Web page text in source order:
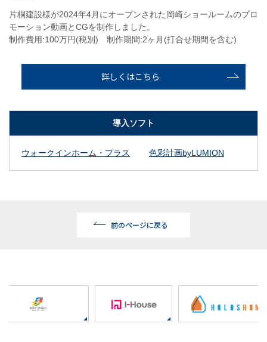
片桐建設様が2024年4月にオープンされた岡崎ショールームのプロ
モーション動画とCGを制作しました。
制作費用:100万円(税別) 制作期間:2ヶ月(打合せ期間を含む)
詳しくはこちら
導入ソフト
ウォークインホーム・プラス 色彩計画byLUMION
前のページに戻る